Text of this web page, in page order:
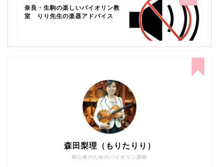
奈良・生駒の楽しいバイオリン教
室 りり先生の楽器アドバイス
初心者のためのバイオリン講師
森田梨理（もりたりり）